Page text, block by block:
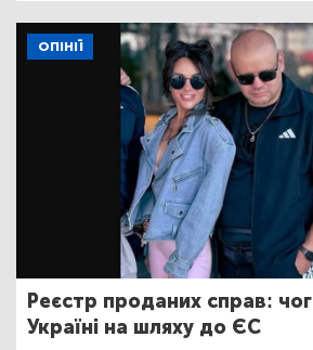
ОПІНІЇ
Реєстр проданих справ:
Україні на шляху до ЄС